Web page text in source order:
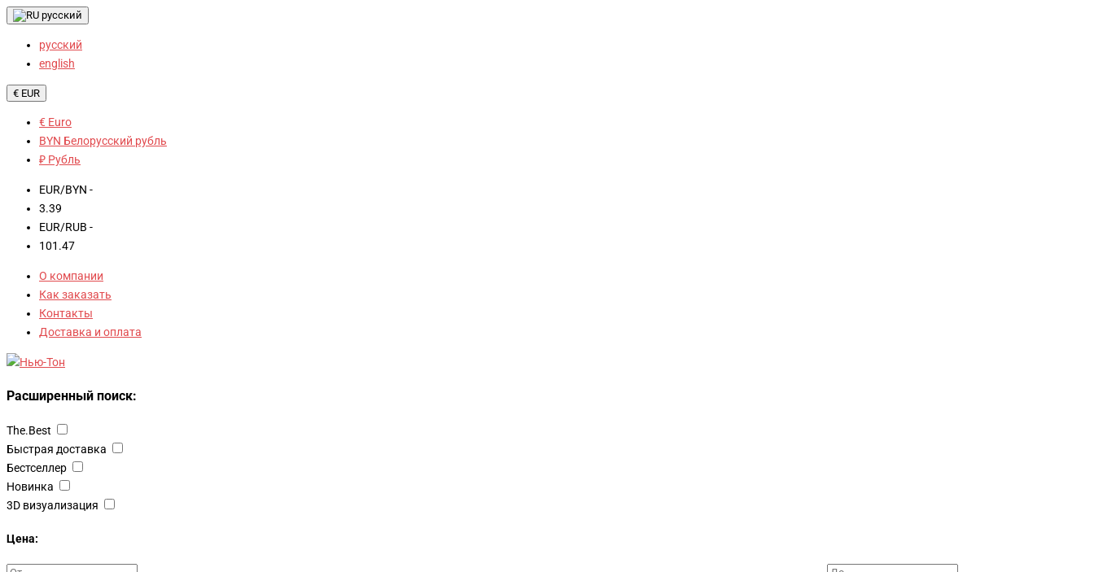
русский
русский
english
€ EUR
€ Euro
BYN Белорусский рубль
₽ Рубль
EUR/BYN -
3.39
EUR/RUB -
101.47
О компании
Как заказать
Контакты
Доставка и оплата
Расширенный поиск:
The.Best
Быстрая доставка
Бестселлер
Новинка
3D визуализация
Цена: